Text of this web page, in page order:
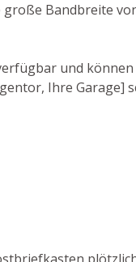
große Bandbreite
und können
Ihre Garage]